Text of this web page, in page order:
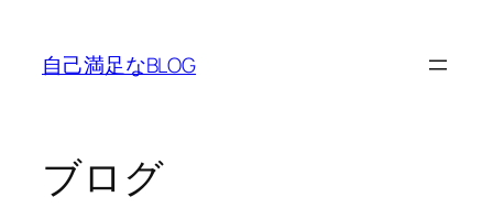
自己満足なBLOG
ブログ